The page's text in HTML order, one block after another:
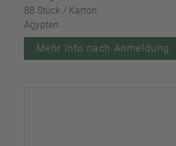
88 Stück / Karton
Ägypten
Mehr Info nach Anmeldung